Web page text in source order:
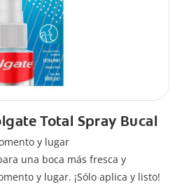
Total Spray Bucal
y lugar
una boca más fresca y
y lugar. ¡Sólo aplica y listo!